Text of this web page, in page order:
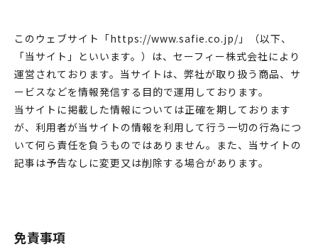
サービス紹介
サステナビリティ
IR情報
このウェブサイト「https://www.safie.co.jp/」（以下、
「当サイト」といいます。）は、セーフィー株式会社により
運営されております。当サイトは、弊社が取り扱う商品、サ
ービスなどを情報発信する目的で運用しております。
当サイトに掲載した情報については正確を期しております
が、利用者が当サイトの情報を利用して行う一切の行為につ
いて何ら責任を負うものではありません。また、当サイトの
記事は予告なしに変更又は削除する場合があります。
免責事項